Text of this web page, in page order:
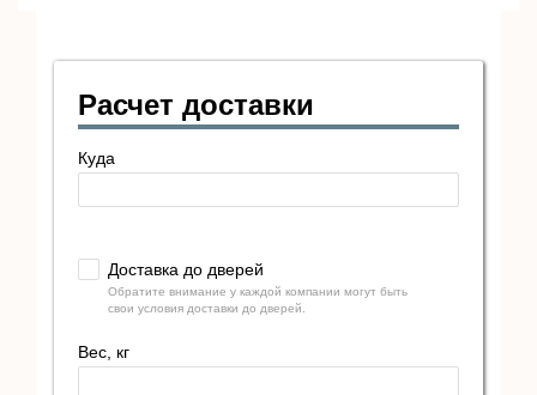
Расчет доставки
Куда
Доставка до дверей
Обратите внимание у каждой компании могут быть
свои условия доставки до дверей.
Вес, кг